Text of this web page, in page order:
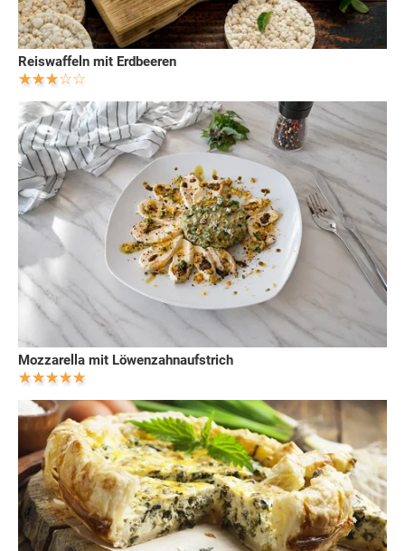
Reiswaffeln mit Erdbeeren
Mozzarella mit Löwenzahnaufstrich